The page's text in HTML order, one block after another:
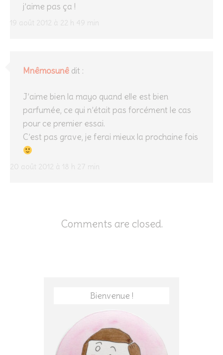
19 août 2012 à 22 h 49 min
j’aime pas ça !
Mnêmosunê dit :
20 août 2012 à 18 h 27 min
J’aime bien la mayo quand elle est bien
parfumée, ce qui n’était pas forcément le cas
pour ce premier essai.
C’est pas grave, je ferai mieux la prochaine fois
Comments are closed.
Bienvenue !